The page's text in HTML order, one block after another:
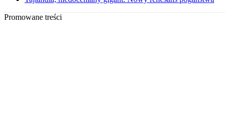
Promowane treści